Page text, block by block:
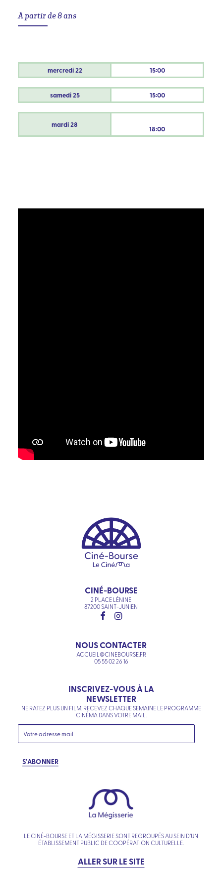
A partir de 8 ans
mercredi22 15:00
samedi25 15:00
mardi28 18:00
CINÉ-BOURSE
2 PLACE LÉNINE
87200 SAINT-JUNIEN
NOUS CONTACTER
ACCUEIL@CINEBOURSE.FR
05 55 02 26 16
INSCRIVEZ-VOUS À LA
NEWSLETTER
NE RATEZ PLUS UN FILM. RECEVEZ CHAQUE SEMAINE LE PROGRAMME
CINÉMA DANS VOTRE MAIL.
S'ABONNER
LE CINÉ-BOURSE ET LA MÉGISSERIE SONT REGROUPÉS AU SEIN D’UN
ÉTABLISSEMENT PUBLIC DE COOPÉRATION CULTURELLE.
ALLER SUR LE SITE